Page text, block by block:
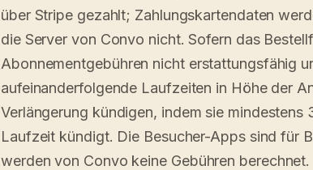
über Stripe gezahlt; Zahlungskartendaten
die Server von Convo nicht. Sofern das
Abonnementgebühren nicht erstattungsfähig
aufeinanderfolgende Laufzeiten in Höhe der
Verlängerung kündigen, indem sie
Laufzeit kündigt. Die Besucher-Apps sind für
werden von Convo keine Gebühren berechnet.